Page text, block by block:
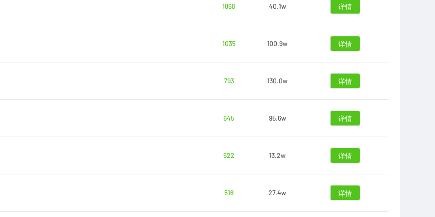
1868 40.1w 详情
1035 100.9w 详情
793 130.0w 详情
645 95.6w 详情
522 13.2w 详情
516 27.4w 详情